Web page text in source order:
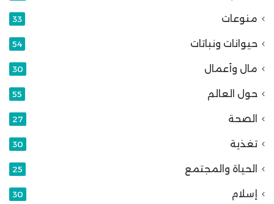
منوعات 33
حيوانات ونباتات 54
مال وأعمال 30
حول العالم 55
الصحة 27
تغذية 30
الحياة والمجتمع 25
إسلام 30